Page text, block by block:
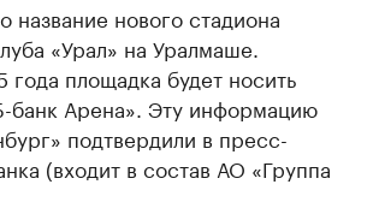
название нового стадиона
«Урал» на Уралмаше.
площадка будет носить
банк Арена». Эту информацию
подтвердили в пресс-
(входит в состав АО «Группа